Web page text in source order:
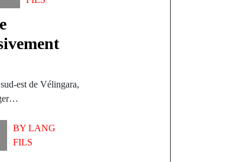
est de Vélingara,
BY LANG
FILS